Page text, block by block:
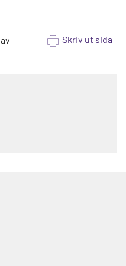
av
Skriv ut sida